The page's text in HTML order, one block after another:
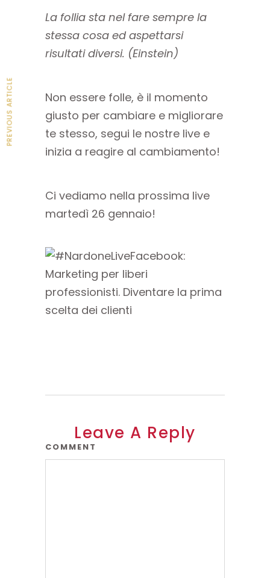
La follia sta nel fare sempre la
stessa cosa ed aspettarsi
risultati diversi. (Einstein)
Non essere folle, è il momento
giusto per cambiare e migliorare
te stesso, segui le nostre live e
inizia a reagire al cambiamento!
Ci vediamo nella prossima live
martedì 26 gennaio!
Leave A Reply
COMMENT
PREVIOUS ARTICLE